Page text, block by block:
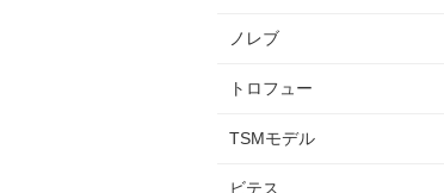
ノレブ
トロフュー
TSMモデル
ビテス